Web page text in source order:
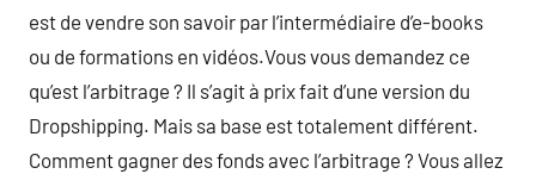
est de vendre son savoir par l’intermédiaire d’e-books
ou de formations en vidéos.Vous vous demandez ce
qu’est l’arbitrage ? Il s’agit à prix fait d’une version du
Dropshipping. Mais sa base est totalement différent.
Comment gagner des fonds avec l’arbitrage ? Vous allez